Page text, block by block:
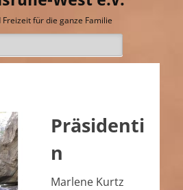
Freizeit für die ganze Familie
Präsidenti
n
Marlene Kurtz